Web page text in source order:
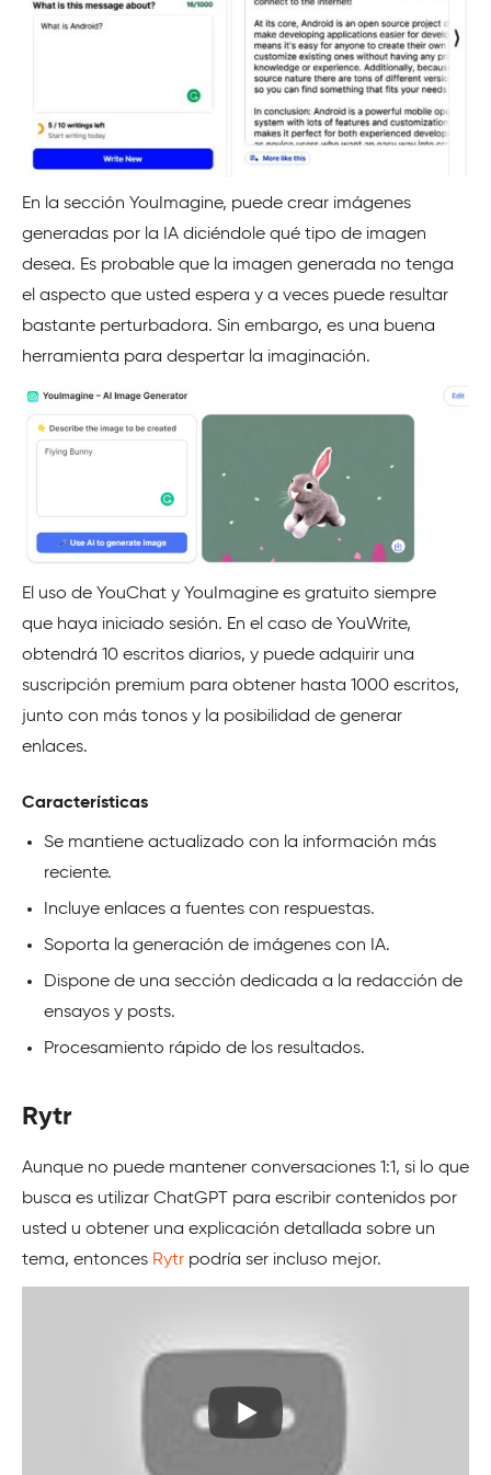
En la sección YouImagine, puede crear imágenes
generadas por la IA diciéndole qué tipo de imagen
desea. Es probable que la imagen generada no tenga
el aspecto que usted espera y a veces puede resultar
bastante perturbadora. Sin embargo, es una buena
herramienta para despertar la imaginación.
El uso de YouChat y YouImagine es gratuito siempre
que haya iniciado sesión. En el caso de YouWrite,
obtendrá 10 escritos diarios, y puede adquirir una
suscripción premium para obtener hasta 1000 escritos,
junto con más tonos y la posibilidad de generar
enlaces.
Características
Se mantiene actualizado con la información más
reciente.
Incluye enlaces a fuentes con respuestas.
Soporta la generación de imágenes con IA.
Dispone de una sección dedicada a la redacción de
ensayos y posts.
Procesamiento rápido de los resultados.
Rytr
Aunque no puede mantener conversaciones 1:1, si lo que
busca es utilizar ChatGPT para escribir contenidos por
usted u obtener una explicación detallada sobre un
tema, entonces Rytr podría ser incluso mejor.